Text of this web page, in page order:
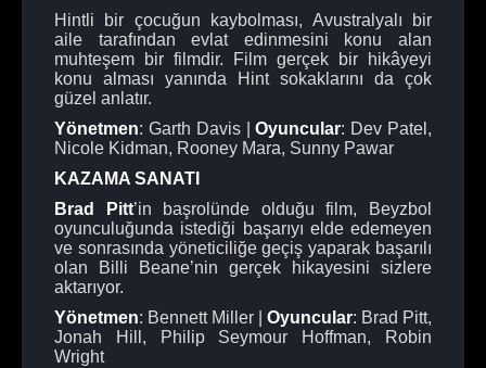
Hintli bir çocuğun kaybolması, Avustralyalı bir
aile tarafından evlat edinmesini konu alan
muhteşem bir filmdir. Film gerçek bir hikâyeyi
konu alması yanında Hint sokaklarını da çok
güzel anlatır.
Yönetmen: Garth Davis |Oyuncular: Dev Patel,
Nicole Kidman, Rooney Mara, Sunny Pawar
KAZAMA SANATI
Brad Pitt’in başrolünde olduğu film, Beyzbol
oyunculuğunda istediği başarıyı elde edemeyen
ve sonrasında yöneticiliğe geçiş yaparak başarılı
olan Billi Beane’nin gerçek hikayesini sizlere
aktarıyor.
Yönetmen: Bennett Miller | Oyuncular: Brad Pitt,
Jonah Hill, Philip Seymour Hoffman, Robin
Wright